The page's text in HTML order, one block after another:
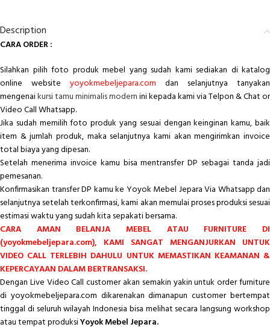
Description
CARA ORDER :
Silahkan pilih foto produk mebel yang sudah kami sediakan di katalog
online website yoyokmebeljepara.com dan selanjutnya tanyakan
mengenaikursi tamu minimalis modernini kepada kami via Telpon & Chat or
Video Call Whatsapp.
Jika sudah memilih foto produk yang sesuai dengan keinginan kamu, baik
item & jumlah produk, maka selanjutnya kami akan mengirimkan invoice
total biaya yang dipesan.
Setelah menerima invoice kamu bisa mentransfer DP sebagai tanda jadi
pemesanan.
Konfirmasikan transfer DP kamu ke Yoyok Mebel Jepara Via Whatsapp dan
selanjutnya setelah terkonfirmasi, kami akan memulai proses produksi sesuai
estimasi waktu yang sudah kita sepakati bersama.
CARA AMAN BELANJA MEBEL ATAU FURNITURE DI
(yoyokmebeljepara.com), KAMI SANGAT MENGANJURKAN UNTUK
VIDEO CALL TERLEBIH DAHULU UNTUK MEMASTIKAN KEAMANAN &
KEPERCAYAAN DALAM BERTRANSAKSI.
Dengan Live Video Call customer akan semakin yakin untuk order furniture
di yoyokmebeljepara.com dikarenakan dimanapun customer bertempat
tinggal di seluruh wilayah Indonesia bisa melihat secara langsung workshop
atau tempat produksiYoyok Mebel Jepara.